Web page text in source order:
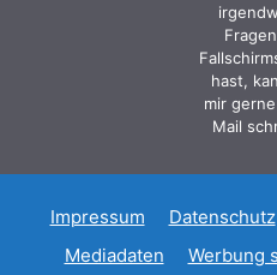
hast,
mir
Mail
Impressum Datenschutz
Mediadaten
Werbung